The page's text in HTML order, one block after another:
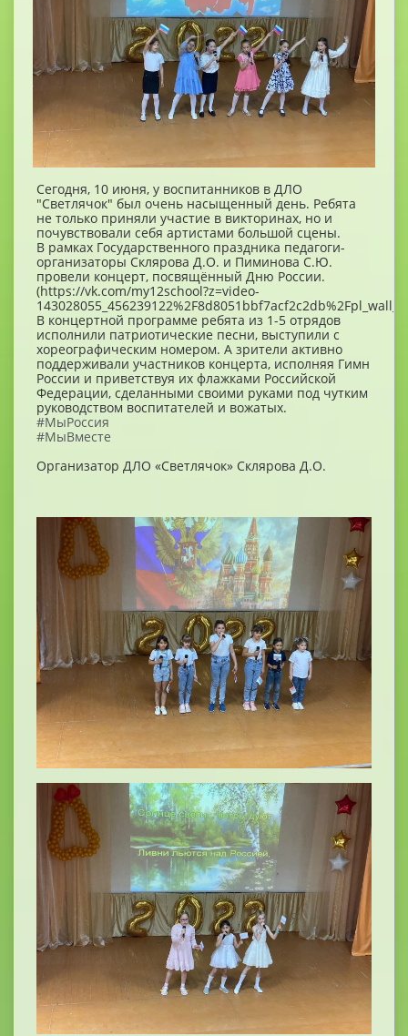
Сегодня, 10 июня, у воспитанников в ДЛО
"Светлячок" был очень насыщенный день. Ребята
не только приняли участие в викторинах, но и
почувствовали себя артистами большой сцены.
В рамках Государственного праздника педагоги-
организаторы Склярова Д.О. и Пиминова С.Ю.
провели концерт, посвящённый Дню России.
(https://vk.com/my12school?z=video-
143028055_456239122%2F8d8051bbf7acf2c2db%2Fpl_wall_-
В концертной программе ребята из 1-5 отрядов
исполнили патриотические песни, выступили с
хореографическим номером. А зрители активно
поддерживали участников концерта, исполняя Гимн
России и приветствуя их флажками Российской
Федерации, сделанными своими руками под чутким
руководством воспитателей и вожатых.
#МыРоссия
#МыВместе
Организатор ДЛО «Светлячок» Склярова Д.О.